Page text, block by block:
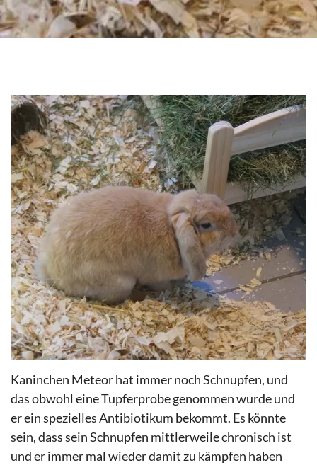
Kaninchen Meteor hat immer noch Schnupfen, und
das obwohl eine Tupferprobe genommen wurde und
er ein spezielles Antibiotikum bekommt. Es könnte
sein, dass sein Schnupfen mittlerweile chronisch ist
und er immer mal wieder damit zu kämpfen haben